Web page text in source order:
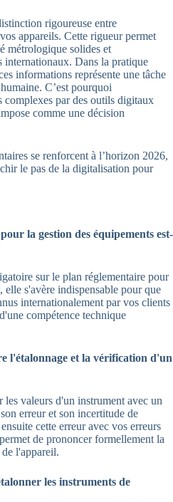
rigoureuse entre
appareils. Cette rigueur permet
métrologique solides et
internationaux. Dans la pratique
informations représente une tâche
C’est pourquoi
complexes par des outils digitaux
comme une décision
se renforcent à l’horizon 2026,
le pas de la digitalisation pour
la gestion des équipements est-
sur le plan réglementaire pour
s'avère indispensable pour que
internationalement par vos clients
compétence technique
l'étalonnage et la vérification d'un
les valeurs d'un instrument avec un
erreur et son incertitude de
cette erreur avec vos erreurs
de prononcer formellement la
l'appareil.
les instruments de